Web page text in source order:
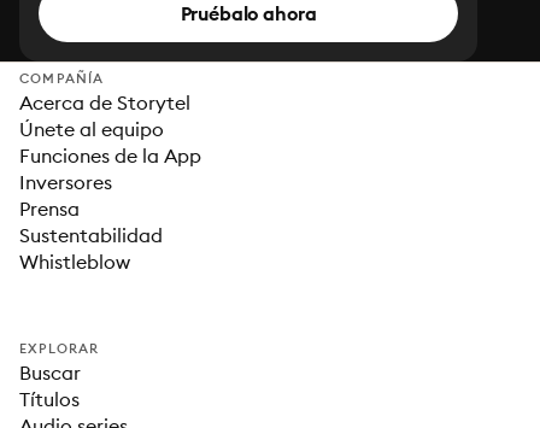
Pruébalo ahora
COMPAÑÍA
Acerca de Storytel
Únete al equipo
Funciones de la App
Inversores
Prensa
Sustentabilidad
Whistleblow
EXPLORAR
Buscar
Títulos